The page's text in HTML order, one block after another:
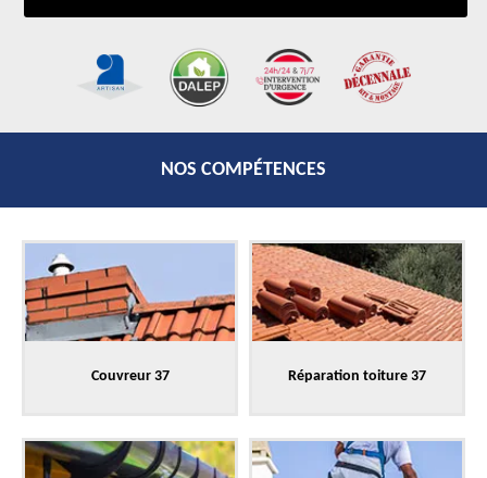
NOS COMPÉTENCES
Couvreur 37 Réparation toiture 37